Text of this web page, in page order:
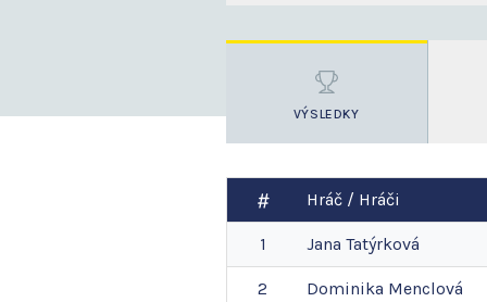
VÝSLEDKY
Hráč / Hráči
1 Jana Tatýrková
2 Dominika Menclová